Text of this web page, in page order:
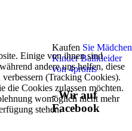
Kaufen Sie Mädchen
Kinder Ballkleider
von 4proms
- Wir auf
Facebook
Einige von ihnen sind
andere uns helfen, diese
(Tracking Cookies).
die Cookies zulassen möchten.
womöglich nicht mehr
stehen.